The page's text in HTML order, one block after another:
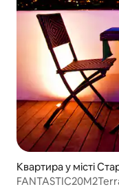
Квартира у місті